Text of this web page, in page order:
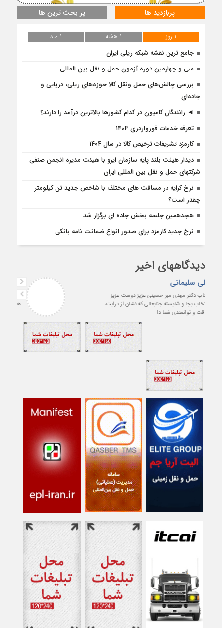
پربازدید ها پر بحث ترین ها
1 روز 1 هفته
1 ماه
جامع ترین نقشه شبکه ریلی ایران
سی و چهارمین دوره آزمون حمل و نقل بین المللی
بررسی چالش‌های حمل ونقل کالا حوزه‌های ریلی، دریایی و
جاده‌ای
◄ رانندگان کامیون در کدام کشورها بالاترین درآمد را دارند؟
تعرفه خدمات فورواردری ۱۴۰4
کارمزد تشریفات ترخیص کالا در سال ۱۴۰۴
دیدار هیئت بلند پایه سازمان ایرو با هیئت مدیره انجمن صنفی
شرکتهای حمل و نقل بین المللی ایران
نرخ کرایه در مسافت‌ های مختلف با شاخص جدید تن کیلومتر
چقدر است؟
هجدهمین جلسه بخش جاده ای برگزار شد
نرخ جدید کارمزد برای صدور انواع ضمانت نامه بانکی
دیدگاههای اخیر
جناب دکتر مهدی میر حسینی عزیز دوست عزیز
انتخاب بجا و شایسته جنابعالی که نشان از درایت،
لیاقت و توانمندی شما دا